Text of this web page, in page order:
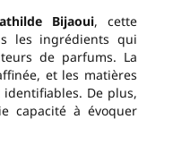
Bijaoui, cette
les ingrédients qui
de parfums. La
et les matières
De plus,
capacité à évoquer